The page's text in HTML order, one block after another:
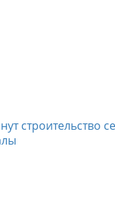
строительство